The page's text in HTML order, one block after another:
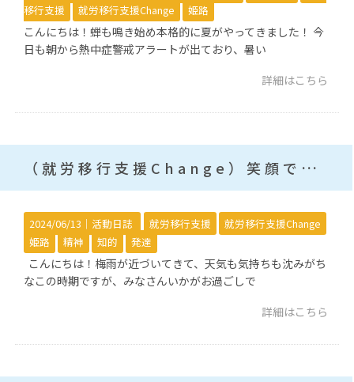
移行支援
就労移行支援Change 姫路
こんにちは！蝉も鳴き始め本格的に夏がやってきました！ 今
日も朝から熱中症警戒アラートが出ており、暑い
詳細はこちら
（就労移行支援Change）笑顔であいさつ！
2024/06/13｜ 活動日誌 就労移行支援
就労移行支援Change
姫路
精神 知的 発達
こんにちは！梅雨が近づいてきて、天気も気持ちも沈みがち
なこの時期ですが、みなさんいかがお過ごしで
詳細はこちら